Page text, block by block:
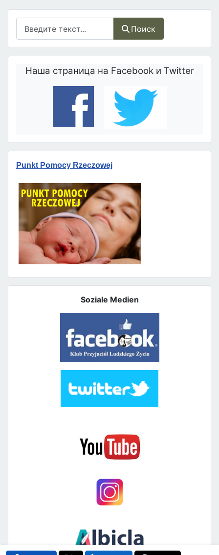
Поиск
Наша страница на Facebook и Twitter
Punkt Pomocy Rzeczowej
Soziale Medien